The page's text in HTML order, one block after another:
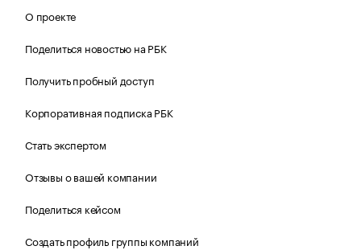
О проекте
Поделиться новостью на РБК
Получить пробный доступ
Корпоративная подписка РБК
Стать экспертом
Отзывы о вашей компании
Поделиться кейсом
Создать профиль группы компаний